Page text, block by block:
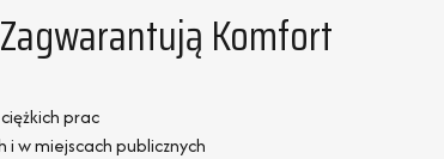
Komfort
prac
w miejscach publicznych